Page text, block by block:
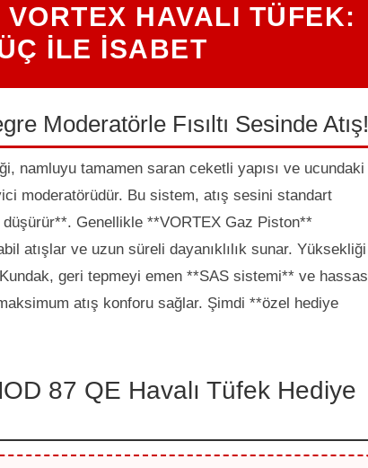
HAVALI TÜFEK:
İLE İSABET
Moderatörle Fısıltı Sesinde Atış!
namluyu tamamen saran ceketli yapısı ve ucundaki
moderatörüdür. Bu sistem, atış sesini standart
Genellikle **VORTEX Gaz Piston**
atışlar ve uzun süreli dayanıklılık sunar. Yüksekliği
geri tepmeyi emen **SAS sistemi** ve hassas
atış konforu sağlar. Şimdi **özel hediye
87 QE Havalı Tüfek Hediye